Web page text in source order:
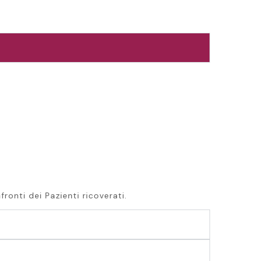
dei Pazienti ricoverati.